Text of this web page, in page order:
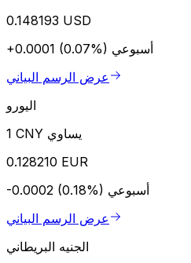
0.148193 USD
+0.0001 (0.07%) أسبوعي
عرض الرسم البياني
اليورو
1 CNY يساوي
0.128210 EUR
-0.0002 (0.18%) أسبوعي
عرض الرسم البياني
الجنيه البريطاني